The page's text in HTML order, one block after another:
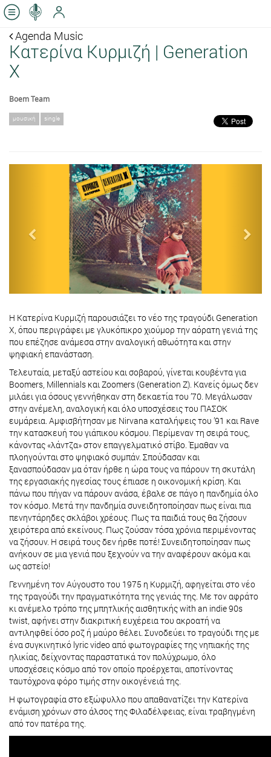
Agenda Music
Κατερίνα Κυρμιζή | Generation
X
Boem Team
μουσική single
Previous
Η Κατερίνα Κυρμιζή παρουσιάζει το νέο της τραγούδι Generation
X, όπου περιγράφει με γλυκόπικρο χιούμορ την αόρατη γενιά της
που επέζησε ανάμεσα στην αναλογική αθωότητα και στην
ψηφιακή επανάσταση.
Τελευταία, μεταξύ αστείου και σοβαρού, γίνεται κουβέντα για
Boomers, Millennials και Zoomers (Generation Z). Κανείς όμως δεν
μιλάει για όσους γεννήθηκαν στη δεκαετία του ’70. Μεγάλωσαν
στην ανέμελη, αναλογική και όλο υποσχέσεις του ΠΑΣΟΚ
ευμάρεια. Αμφισβήτησαν με Nirvana καταλήψεις του ’91 και Rave
την κατασκευή του γιάπικου κόσμου. Περίμεναν τη σειρά τους,
κάνοντας «λάντζα» στον επαγγελματικό στίβο. Έμαθαν να
πλοηγούνται στο ψηφιακό συμπάν. Σπούδασαν και
ξανασπούδασαν μα όταν ήρθε η ώρα τους να πάρουν τη σκυτάλη
της εργασιακής ηγεσίας τους έπιασε η οικονομική κρίση. Και
πάνω που πήγαν να πάρουν ανάσα, έβαλε σε πάγο η πανδημία όλο
τον κόσμο. Μετά την πανδημία συνειδητοποίησαν πως είναι πια
πενηντάρηδες σκλάβοι χρέους. Πως τα παιδιά τους θα ζήσουν
χειρότερα από εκείνους. Πως ζούσαν τόσα χρόνια περιμένοντας
να ζήσουν. Η σειρά τους δεν ήρθε ποτέ! Συνειδητοποίησαν πως
ανήκουν σε μια γενιά που ξεχνούν να την αναφέρουν ακόμα και
ως αστείο!
Γεννημένη τον Αύγουστο του 1975 η Κυρμιζή, αφηγείται στο νέο
της τραγούδι την πραγματικότητα της γενιάς της. Με τον αφράτο
κι ανέμελο τρόπο της μπητλικής αισθητικής with an indie 90s
twist, αφήνει στην διακριτική ευχέρεια του ακροατή να
αντιληφθεί όσο ροζ ή μαύρο θέλει. Συνοδεύει το τραγούδι της με
ένα συγκινητικό lyric video από φωτογραφίες της νηπιακής της
ηλικίας, δείχνοντας παραστατικά τον πολύχρωμο, όλο
υποσχέσεις κόσμο από τον οποίο προέρχεται, αποτίνοντας
ταυτόχρονα φόρο τιμής στην οικογένειά της.
Η φωτογραφία στο εξώφυλλο που απαθανατίζει την Κατερίνα
ενάμιση χρόνων στο άλσος της Φιλαδέλφειας, είναι τραβηγμένη
από τον πατέρα της.